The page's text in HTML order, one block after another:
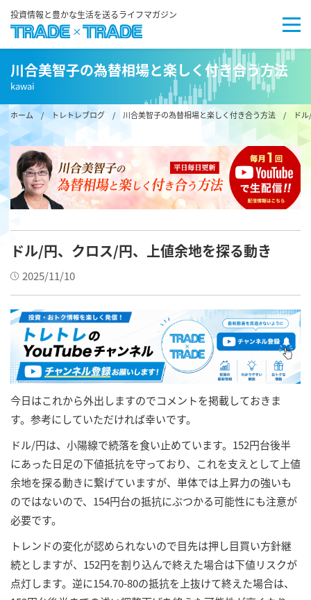
投資情報と豊かな生活を送るライフマガジン
川合美智子の為替相場と楽しく付き合う方法
kawai
ホーム/ トレトレブログ / 川合美智子の為替相場と楽しく付き合う方法 / ドル/
ドル/円、クロス/円、上値余地を探る動き
2025/11/10
今日はこれから外出しますのでコメントを掲載しておきま
す。参考にしていただければ幸いです。
ドル/円は、小陽線で続落を食い止めています。152円台後半
にあった日足の下値抵抗を守っており、これを支えとして上値
余地を探る動きに繋げていますが、単体では上昇力の強いも
のではないので、154円台の抵抗にぶつかる可能性にも注意が
必要です。
トレンドの変化が認められないので目先は押し目買い方針継
続としますが、152円を割り込んで終えた場合は下値リスクが
点灯します。逆に154.70-80の抵抗を上抜けて終えた場合は、